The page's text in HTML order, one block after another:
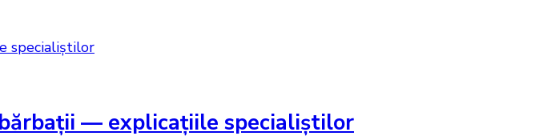
— explicațiile specialiștilor